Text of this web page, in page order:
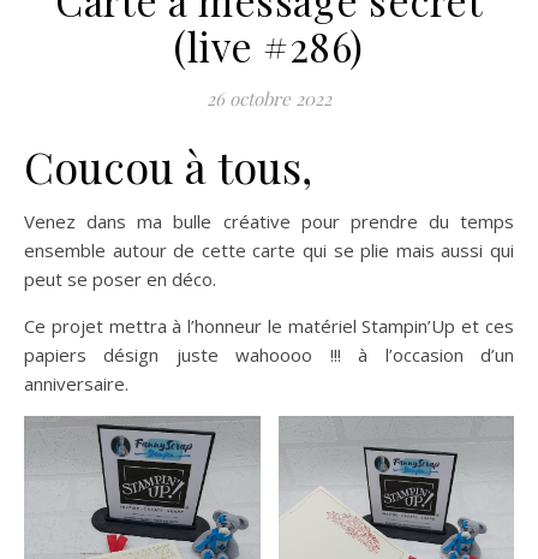
(live #286)
26 octobre 2022
Coucou à tous,
Venez dans ma bulle créative pour prendre du temps
ensemble autour de cette carte qui se plie mais aussi qui
peut se poser en déco.
Ce projet mettra à l’honneur le matériel Stampin’Up et ces
papiers désign juste wahoooo !!! à l’occasion d’un
anniversaire.